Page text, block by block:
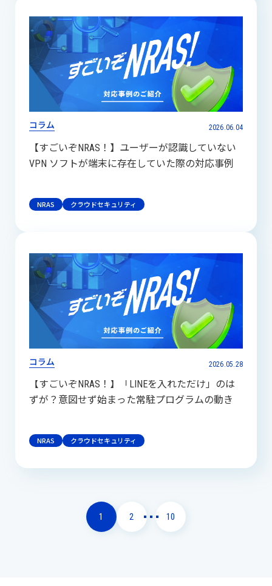
コラム 2026.06.04
【すごいぞNRAS！】ユーザーが認識していない
VPN ソフトが端末に存在していた際の対応事例
NRAS クラウドセキュリティ
コラム 2026.05.28
【すごいぞNRAS！】「LINEを入れただけ」のは
ずが？意図せず始まった常駐プログラムの動き
NRAS クラウドセキュリティ
1 2 10